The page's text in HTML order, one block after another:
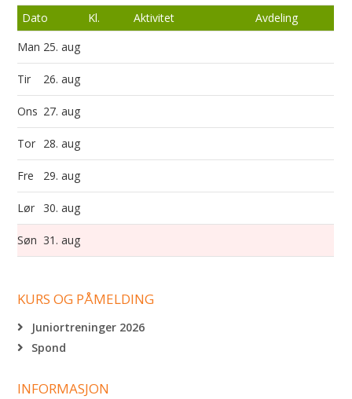
Dato Kl. Aktivitet
Avdeling
Man 25. aug
Tir 26. aug
Ons 27. aug
Tor 28. aug
Fre 29. aug
Lør 30. aug
Søn 31. aug
KURS OG PÅMELDING
Juniortreninger 2026
Spond
INFORMASJON